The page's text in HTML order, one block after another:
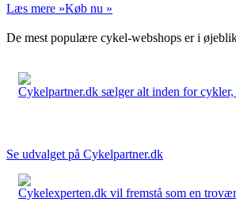
Læs mere »Køb nu »
De mest populære cykel-webshops er i
Cykelpartner.dk sælger alt inden for
Se udvalget på Cykelpartner.dk
Cykelexperten.dk vil fremstå som en